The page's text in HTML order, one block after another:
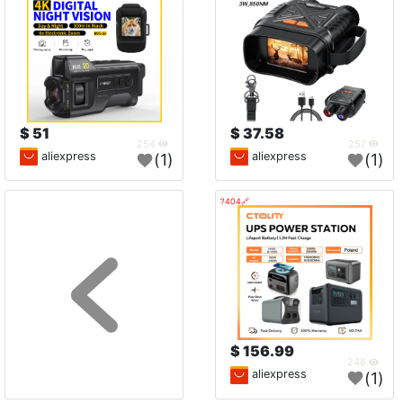
37.58 $
aliexpress (1)
51 $
aliexpress (1)
🔗404?
156.99 $
aliexpress (1)